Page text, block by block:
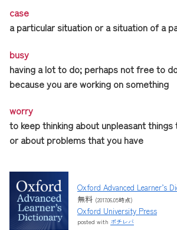
case
a particular situation or a situation of a
busy
having a lot to do; perhaps not free to
because you are working on something
worry
to keep thinking about unpleasant
or about problems that you have
Oxford Advanced Learner’s
無料 (2017.06.05時点)
Oxford University Press
posted with ポチレバ